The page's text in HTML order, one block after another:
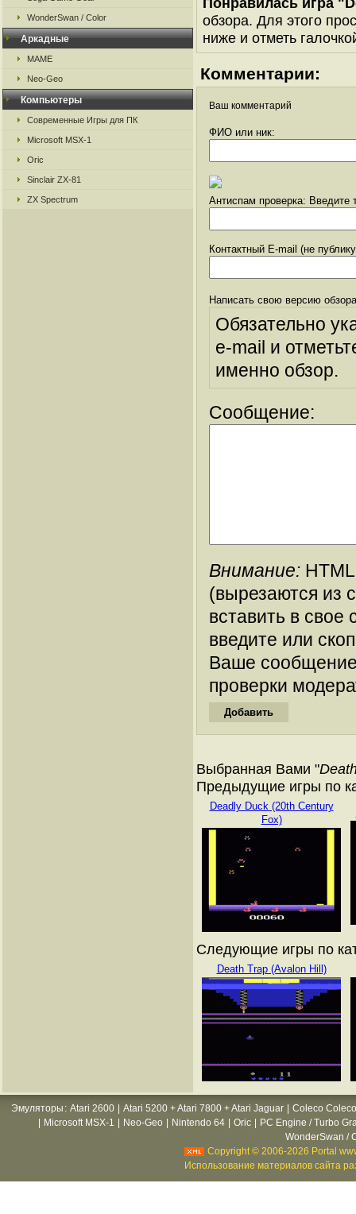
WonderSwan / Color
Аркадные
MAME
Neo-Geo
Компьютеры
Современные Игры для ПК
Microsoft MSX-1
Oric
Sinclair ZX-81
ZX Spectrum
обзора. Для этого
ниже и отметь
Комментарии:
Ваш комментарий
ФИО или ник:
Антиспам проверка: Введите
Контактный E-mail (не
Написать свою версию
Обязательно
e-mail и
именно обзор.
Сообщение:
Внимание:
(вырезаются из
вставить в
введите или
Ваше
проверки
Выбранная Вами "
Предыдущие игры по
Deadly Duck (20th Century
Fox)
Следующие игры по
Death Trap (Avalon Hill)
Эмуляторы : Atari 2600 Atari 5200 + Atari 7800 + Atari Jaguar
Coleco
Microsoft MSX-1 Neo-Geo Nintendo 64 Oric
PC Engine / Turbo
WonderSwan /
Copyright © 2006-2026 Portal
Использование материалов сайта